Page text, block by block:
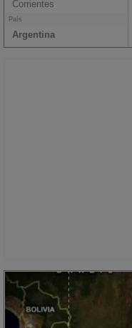
Corrientes
País
Argentina